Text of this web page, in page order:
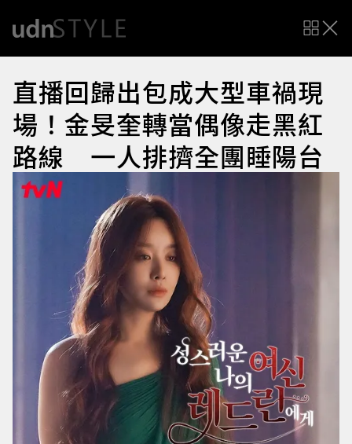
直播回歸出包成大型車禍現
場！金旻奎轉當偶像走黑紅
路線 一人排擠全團睡陽台